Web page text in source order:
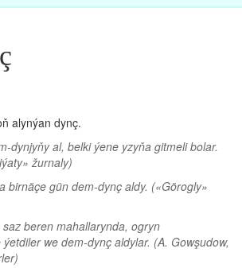
alynýan dynç.
dynjyňy al, belki ýene yzyňa gitmeli bolar.
žurnaly)
birnäçe gün dem-dynç aldy. («Görogly»
beren mahallarynda, ogryn
we dem-dynç aldylar. (A. Gowşudow,